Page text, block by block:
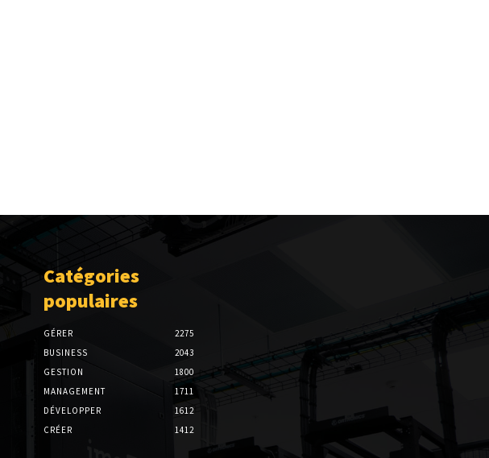
Catégories
populaires
GÉRER
2275
BUSINESS
2043
GESTION
1800
MANAGEMENT
1711
DÉVELOPPER
1612
CRÉER
1412